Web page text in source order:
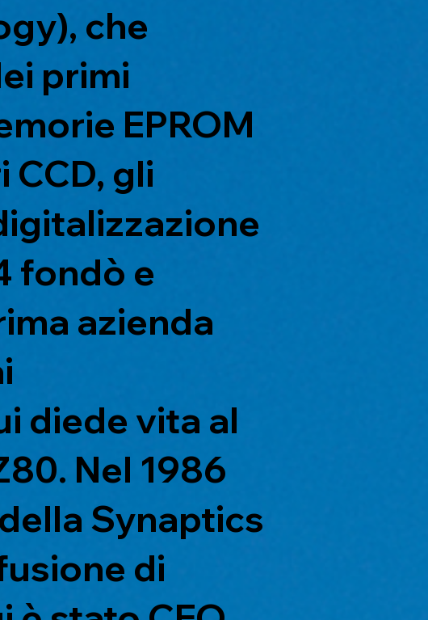
che
primi
EPROM
CCD, gli
fondò e
azienda
diede vita al
Nel 1986
Synaptics
di